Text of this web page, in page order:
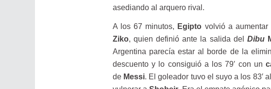
asediando al arquero rival.
A los 67 minutos, Egipto volvió a
Ziko, quien definió ante la salida del Dibu
Argentina parecía estar al borde de la
descuento y lo consiguió a los 79′ con un
de Messi. El goleador tuvo el suyo a los 83′